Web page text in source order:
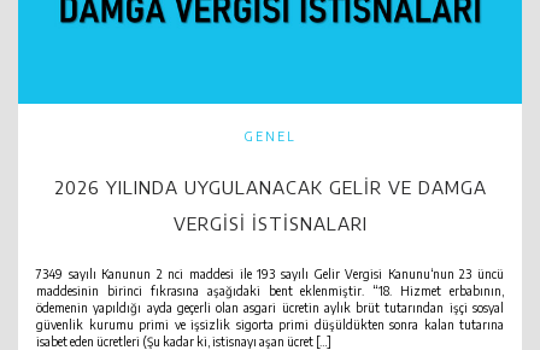
GENEL
2026 YILINDA UYGULANACAK GELIR VE DAMGA
VERGISI İSTISNALARI
7349 sayılı Kanunun 2 nci maddesi ile 193 sayılı Gelir Vergisi Kanunu‘nun 23 üncü
maddesinin birinci fıkrasına aşağıdaki bent eklenmiştir. “18. Hizmet erbabının,
ödemenin yapıldığı ayda geçerli olan asgari ücretin aylık brüt tutarından işçi sosyal
güvenlik kurumu primi ve işsizlik sigorta primi düşüldükten sonra kalan tutarına
isabet eden ücretleri (Şu kadar ki, istisnayı aşan ücret […]